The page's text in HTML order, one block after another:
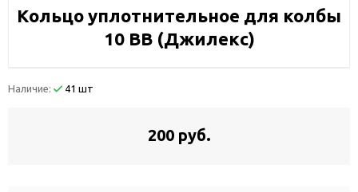
Кольцо уплотнительное для колбы
10 ВВ (Джилекс)
Наличие: 41 шт
200 руб.